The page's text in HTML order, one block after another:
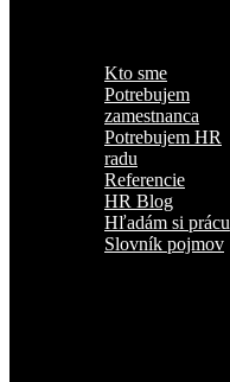
Kto sme
Potrebujem
zamestnanca
Potrebujem HR
radu
Referencie
HR Blog
Hľadám si prácu
Slovník pojmov